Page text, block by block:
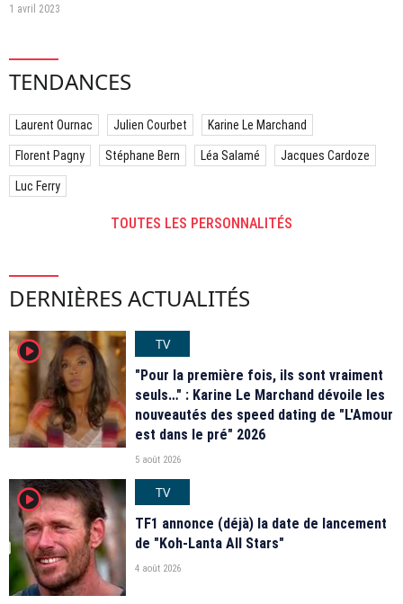
1 avril 2023
TENDANCES
Laurent Ournac Julien Courbet Karine Le Marchand
Florent Pagny Stéphane Bern Léa Salamé Jacques Cardoze
Luc Ferry
TOUTES LES PERSONNALITÉS
DERNIÈRES ACTUALITÉS
player2
TV
"Pour la première fois, ils sont vraiment
seuls…" : Karine Le Marchand dévoile les
nouveautés des speed dating de "L'Amour
est dans le pré" 2026
5 août 2026
player2
TV
TF1 annonce (déjà) la date de lancement
de "Koh-Lanta All Stars"
4 août 2026